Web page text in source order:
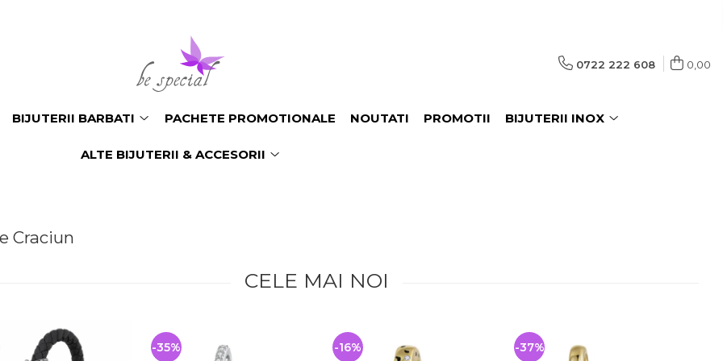
0722 222 608 0,00
BIJUTERII BARBATI PACHETE PROMOTIONALE NOUTATI PROMOTII BIJUTERII INOX
ALTE BIJUTERII & ACCESORII
Craciun
CELE MAI NOI
-35% -16% -37%